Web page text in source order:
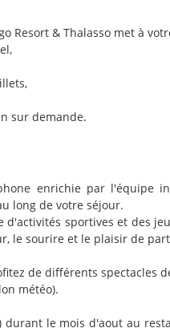
Resort & Thalasso met à
sur demande.
enrichie par l'équipe
long de votre séjour.
d'activités sportives et des
le sourire et le plaisir de
de différents spectacles
météo).
le mois d'aout au